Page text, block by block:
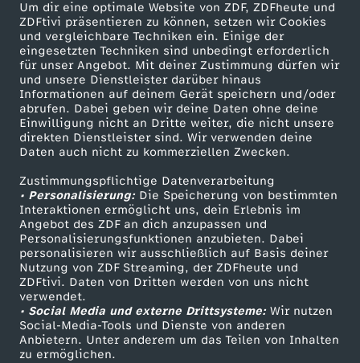
Um dir eine optimale Website von ZDF, ZDFheute und
ZDFtivi präsentieren zu können, setzen wir Cookies
und vergleichbare Techniken ein. Einige der
eingesetzten Techniken sind unbedingt erforderlich
für unser Angebot. Mit deiner Zustimmung dürfen wir
und unsere Dienstleister darüber hinaus
Informationen auf deinem Gerät speichern und/oder
abrufen. Dabei geben wir deine Daten ohne deine
Einwilligung nicht an Dritte weiter, die nicht unsere
direkten Dienstleister sind. Wir verwenden deine
Daten auch nicht zu kommerziellen Zwecken.
Zustimmungspflichtige Datenverarbeitung
• Personalisierung:Die Speicherung von bestimmten
Interaktionen ermöglicht uns, dein Erlebnis im
Angebot des ZDF an dich anzupassen und
Personalisierungsfunktionen anzubieten. Dabei
personalisieren wir ausschließlich auf Basis deiner
Nutzung von ZDF Streaming, der ZDFheute und
ZDFtivi. Daten von Dritten werden von uns nicht
verwendet.
• Social Media und externe Drittsysteme:Wir nutzen
Social-Media-Tools und Dienste von anderen
Anbietern. Unter anderem um das Teilen von Inhalten
zu ermöglichen.
r
g
e
s
s
e
n
e
W
Mehr ZDF
ZDF-Apps
Smart TV
ZDFtext
Livestreams
Sendungen A-Z
TV-Programm
Service
ZDFmitreden
Kontakt zum ZDF
Tickets
Zuschauerservice
Hilfe
ZDF Unternehmen
Karriere